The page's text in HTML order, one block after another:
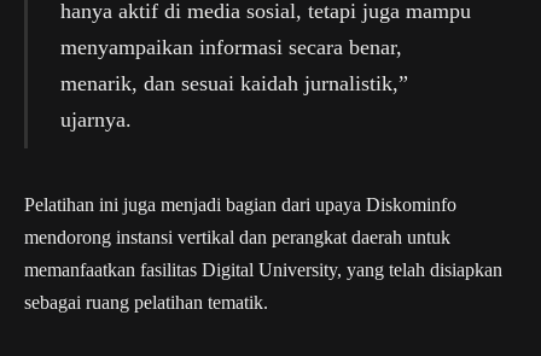
hanya aktif di media sosial, tetapi juga mampu
menyampaikan informasi secara benar,
menarik, dan sesuai kaidah jurnalistik,”
ujarnya.
Pelatihan ini juga menjadi bagian dari upaya Diskominfo
mendorong instansi vertikal dan perangkat daerah untuk
memanfaatkan fasilitas Digital University, yang telah disiapkan
sebagai ruang pelatihan tematik.